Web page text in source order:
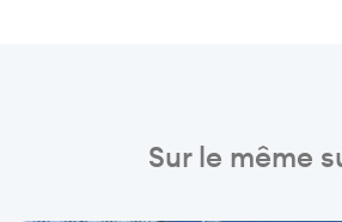
Sur le même